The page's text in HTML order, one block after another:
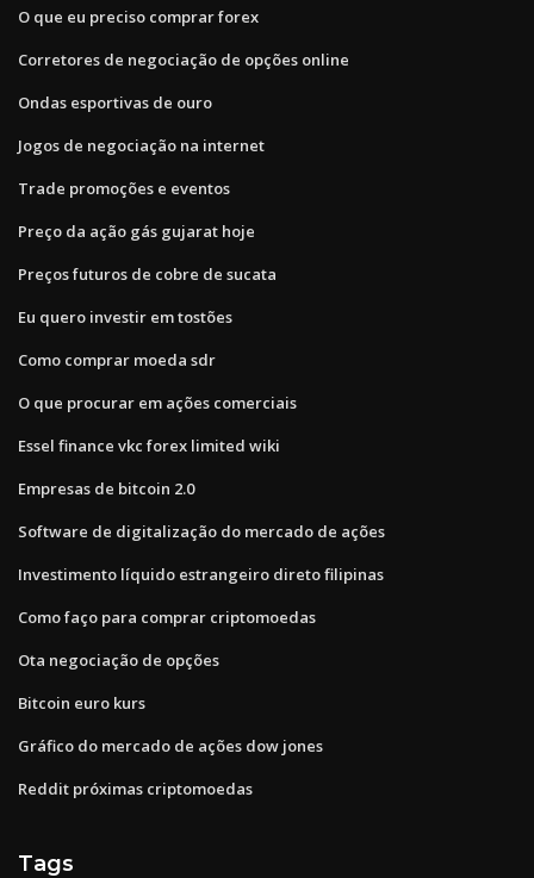
O que eu preciso comprar forex
Corretores de negociação de opções online
Ondas esportivas de ouro
Jogos de negociação na internet
Trade promoções e eventos
Preço da ação gás gujarat hoje
Preços futuros de cobre de sucata
Eu quero investir em tostões
Como comprar moeda sdr
O que procurar em ações comerciais
Essel finance vkc forex limited wiki
Empresas de bitcoin 2.0
Software de digitalização do mercado de ações
Investimento líquido estrangeiro direto filipinas
Como faço para comprar criptomoedas
Ota negociação de opções
Bitcoin euro kurs
Gráfico do mercado de ações dow jones
Reddit próximas criptomoedas
Tags